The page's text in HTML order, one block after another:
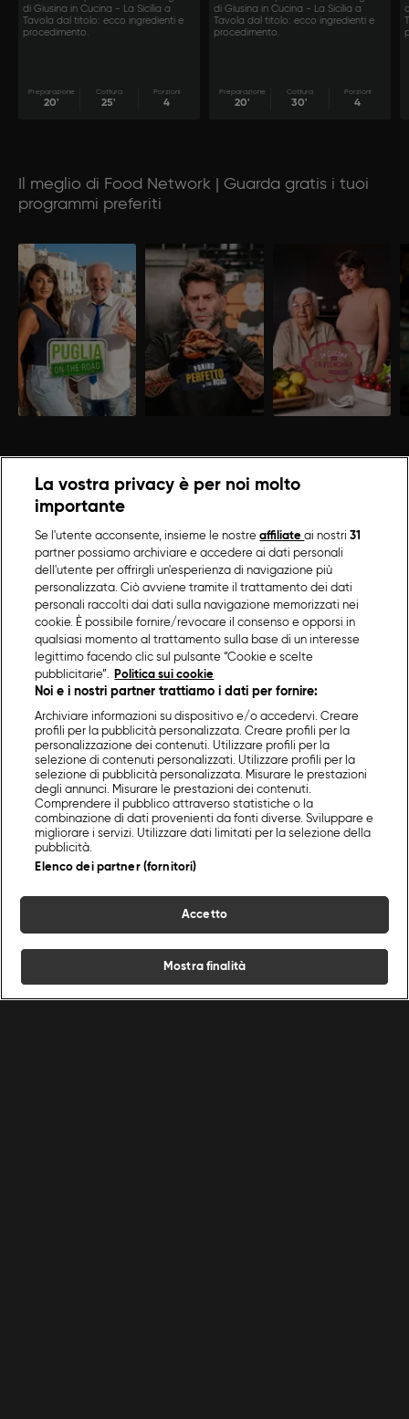
di Giusina in Cucina - La Sicilia a
Tavola dal titolo: ecco ingredienti e
procedimento.
Preparazione
20'
Cottura
25'
Porzioni
4
di Giusina in Cucina - La Sicilia a
Tavola dal titolo: ecco ingredienti e
procedimento.
Preparazione
20'
Cottura
30'
Porzioni
4
Il meglio di Food Network | Guarda gratis i tuoi
programmi preferiti
La vostra privacy è per noi molto
importante
Se l'utente acconsente, insieme le nostreaffiliateai nostri31
partner possiamo archiviare e accedere ai dati personali
dell'utente per offrirgli un'esperienza di navigazione più
personalizzata. Ciò avviene tramite il trattamento dei dati
personali raccolti dai dati sulla navigazione memorizzati nei
cookie. È possibile fornire/revocare il consenso e opporsi in
qualsiasi momento al trattamento sulla base di un interesse
legittimo facendo clic sul pulsante “Cookie e scelte
pubblicitarie”.
Politica sui cookie
Noi e i nostri partner trattiamo i dati per fornire:
Archiviare informazioni su dispositivo e/o accedervi. Creare
profili per la pubblicità personalizzata. Creare profili per la
personalizzazione dei contenuti. Utilizzare profili per la
selezione di contenuti personalizzati. Utilizzare profili per la
selezione di pubblicità personalizzata. Misurare le prestazioni
degli annunci. Misurare le prestazioni dei contenuti.
Comprendere il pubblico attraverso statistiche o la
combinazione di dati provenienti da fonti diverse. Sviluppare e
migliorare i servizi. Utilizzare dati limitati per la selezione della
pubblicità.
Elenco dei partner (fornitori)
Accetto
Mostra finalità